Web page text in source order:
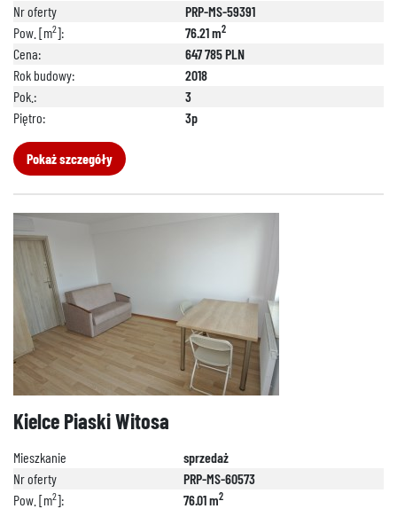
Nr oferty
PRP-MS-59391
Pow. [m2]: 76.21 m2
Cena:
647 785 PLN
Rok budowy:
2018
Pok.:
3
Piętro:
3p
Pokaż szczegóły
Kielce Piaski Witosa
Mieszkanie
sprzedaż
Nr oferty
PRP-MS-60573
Pow. [m2]: 76.01 m2